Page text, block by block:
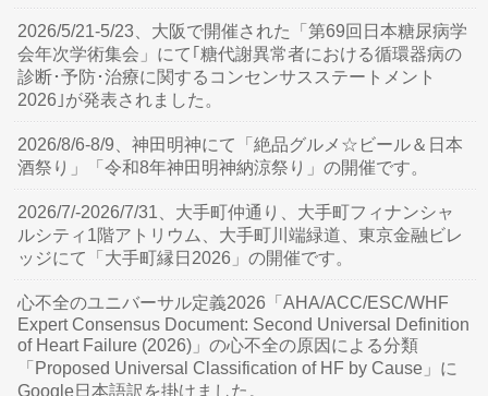
2026/5/21-5/23、大阪で開催された「第69回日本糖尿病学
会年次学術集会」にて｢糖代謝異常者における循環器病の
診断･予防･治療に関するコンセンサスステートメント
2026｣が発表されました。
2026/8/6-8/9、神田明神にて「絶品グルメ☆ビール＆日本
酒祭り」「令和8年神田明神納涼祭り」の開催です。
2026/7/-2026/7/31、大手町仲通り、大手町フィナンシャ
ルシティ1階アトリウム、大手町川端緑道、東京金融ビレ
ッジにて「大手町縁日2026」の開催です。
心不全のユニバーサル定義2026「AHA/ACC/ESC/WHF
Expert Consensus Document: Second Universal Definition
of Heart Failure (2026)」の心不全の原因による分類
「Proposed Universal Classification of HF by Cause」に
Google日本語訳を掛けました。